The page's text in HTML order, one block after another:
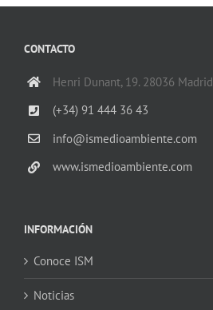
CONTACTO
Henri Dunant, 19. 28036 Madrid
(+34) 91 444 36 43
info@ismedioambiente.com
www.ismedioambiente.com
INFORMACIÓN
Conoce ISM
Noticias